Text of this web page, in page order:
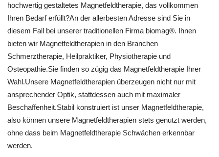
hochwertig gestaltetes Magnetfeldtherapie, das vollkommen
Ihren Bedarf erfüllt?An der allerbesten Adresse sind Sie in
diesem Fall bei unserer traditionellen Firma biomag®. Ihnen
bieten wir Magnetfeldtherapien in den Branchen
Schmerztherapie, Heilpraktiker, Physiotherapie und
Osteopathie.Sie finden so zügig das Magnetfeldtherapie Ihrer
Wahl.Unsere Magnetfeldtherapien überzeugen nicht nur mit
ansprechender Optik, stattdessen auch mit maximaler
Beschaffenheit.Stabil konstruiert ist unser Magnetfeldtherapie,
also können unsere Magnetfeldtherapien stets genutzt werden,
ohne dass beim Magnetfeldtherapie Schwächen erkennbar
werden.